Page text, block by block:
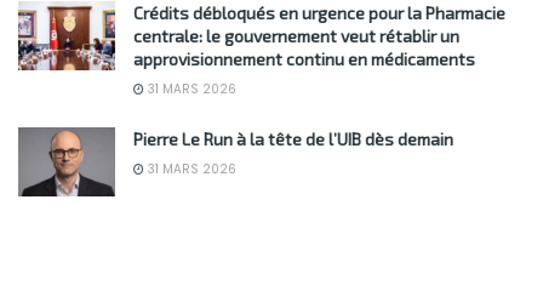
Crédits débloqués en urgence pour la Pharmacie
centrale: le gouvernement veut rétablir un
approvisionnement continu en médicaments
31 MARS 2026
Pierre Le Run à la tête de l’UIB dès demain
31 MARS 2026